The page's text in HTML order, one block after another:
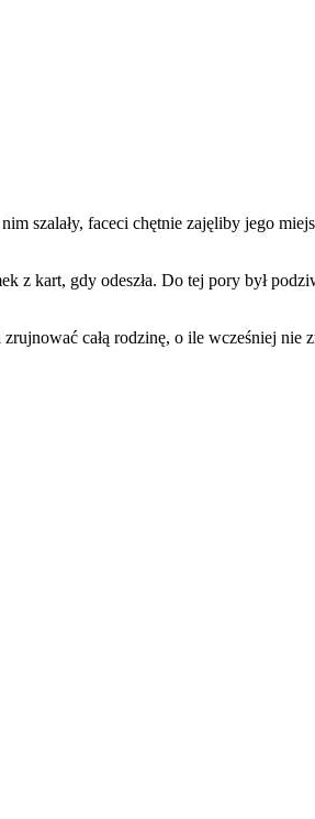
szalały, faceci chętnie zajęliby jego
z kart, gdy odeszła. Do tej pory był
całą rodzinę, o ile wcześniej nie